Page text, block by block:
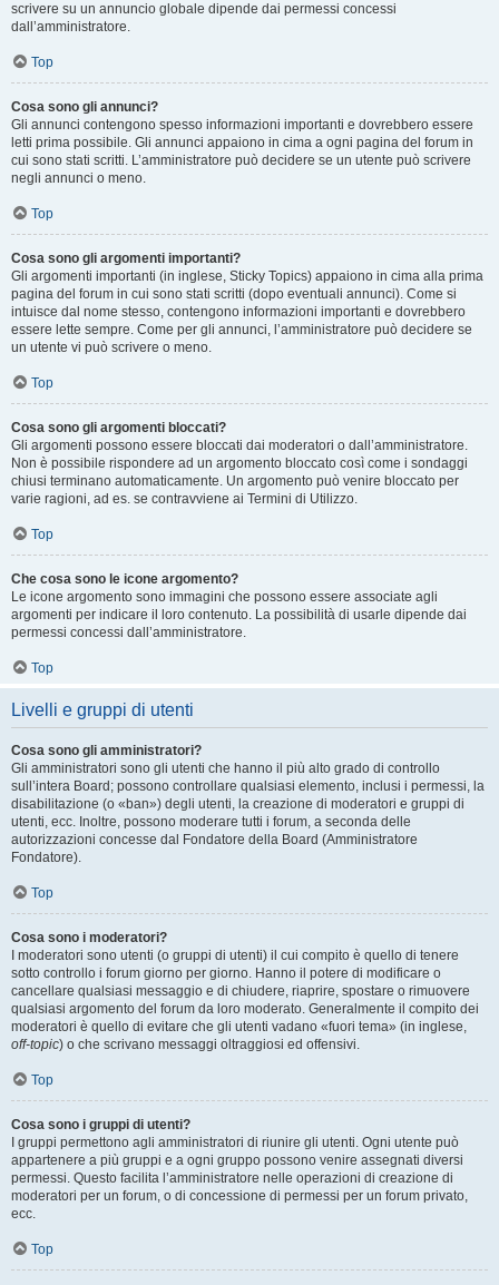
scrivere su un annuncio globale dipende dai permessi concessi
dall’amministratore.
Top
Cosa sono gli annunci?
Gli annunci contengono spesso informazioni importanti e dovrebbero essere
letti prima possibile. Gli annunci appaiono in cima a ogni pagina del forum in
cui sono stati scritti. L’amministratore può decidere se un utente può scrivere
negli annunci o meno.
Top
Cosa sono gli argomenti importanti?
Gli argomenti importanti (in inglese, Sticky Topics) appaiono in cima alla prima
pagina del forum in cui sono stati scritti (dopo eventuali annunci). Come si
intuisce dal nome stesso, contengono informazioni importanti e dovrebbero
essere lette sempre. Come per gli annunci, l’amministratore può decidere se
un utente vi può scrivere o meno.
Top
Cosa sono gli argomenti bloccati?
Gli argomenti possono essere bloccati dai moderatori o dall’amministratore.
Non è possibile rispondere ad un argomento bloccato così come i sondaggi
chiusi terminano automaticamente. Un argomento può venire bloccato per
varie ragioni, ad es. se contravviene ai Termini di Utilizzo.
Top
Che cosa sono le icone argomento?
Le icone argomento sono immagini che possono essere associate agli
argomenti per indicare il loro contenuto. La possibilità di usarle dipende dai
permessi concessi dall’amministratore.
Top
Livelli e gruppi di utenti
Cosa sono gli amministratori?
Gli amministratori sono gli utenti che hanno il più alto grado di controllo
sull’intera Board; possono controllare qualsiasi elemento, inclusi i permessi, la
disabilitazione (o «ban») degli utenti, la creazione di moderatori e gruppi di
utenti, ecc. Inoltre, possono moderare tutti i forum, a seconda delle
autorizzazioni concesse dal Fondatore della Board (Amministratore
Fondatore).
Top
Cosa sono i moderatori?
I moderatori sono utenti (o gruppi di utenti) il cui compito è quello di tenere
sotto controllo i forum giorno per giorno. Hanno il potere di modificare o
cancellare qualsiasi messaggio e di chiudere, riaprire, spostare o rimuovere
qualsiasi argomento del forum da loro moderato. Generalmente il compito dei
moderatori è quello di evitare che gli utenti vadano «fuori tema» (in inglese,
off-topic) o che scrivano messaggi oltraggiosi ed offensivi.
Top
Cosa sono i gruppi di utenti?
I gruppi permettono agli amministratori di riunire gli utenti. Ogni utente può
appartenere a più gruppi e a ogni gruppo possono venire assegnati diversi
permessi. Questo facilita l’amministratore nelle operazioni di creazione di
moderatori per un forum, o di concessione di permessi per un forum privato,
ecc.
Top